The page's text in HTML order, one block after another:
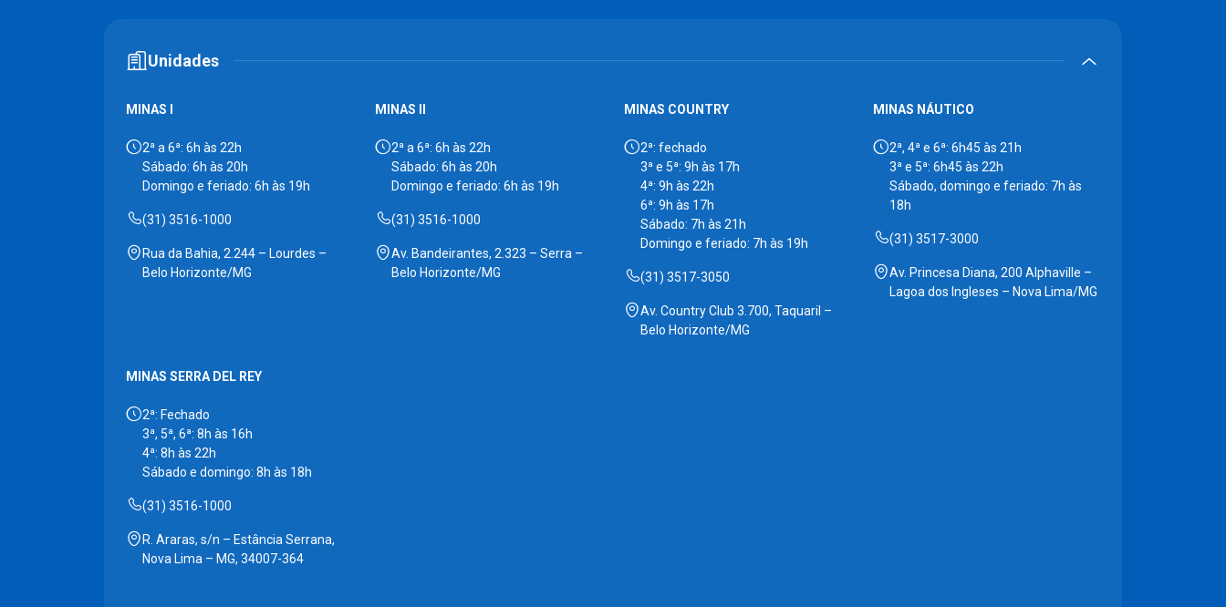
Unidades
MINAS I
2ª a 6ª: 6h às 22h
Sábado: 6h às 20h
Domingo e feriado: 6h às 19h
(31) 3516-1000
Rua da Bahia, 2.244 – Lourdes –
Belo Horizonte/MG
MINAS II
2ª a 6ª: 6h às 22h
Sábado: 6h às 20h
Domingo e feriado: 6h às 19h
(31) 3516-1000
Av. Bandeirantes, 2.323 – Serra –
Belo Horizonte/MG
MINAS COUNTRY
2ª: fechado
3ª e 5ª: 9h às 17h
4ª: 9h às 22h
6ª: 9h às 17h
Sábado: 7h às 21h
Domingo e feriado: 7h às 19h
(31) 3517-3050
Av. Country Club 3.700, Taquaril –
Belo Horizonte/MG
MINAS NÁUTICO
2ª, 4ª e 6ª: 6h45 às 21h
3ª e 5ª: 6h45 às 22h
Sábado, domingo e feriado: 7h às
18h
(31) 3517-3000
Av. Princesa Diana, 200 Alphaville –
Lagoa dos Ingleses – Nova Lima/MG
MINAS SERRA DEL REY
2ª: Fechado
3ª, 5ª, 6ª: 8h às 16h
4ª: 8h às 22h
Sábado e domingo: 8h às 18h
(31) 3516-1000
R. Araras, s/n – Estância Serrana,
Nova Lima – MG, 34007-364